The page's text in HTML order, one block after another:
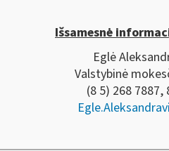
Išsamesnė
Eglė
Valstybinė
(8 5) 268 7887,